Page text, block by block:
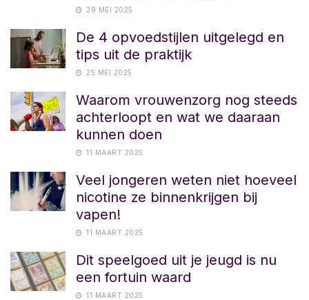
28 MEI 2025
De 4 opvoedstijlen uitgelegd en
tips uit de praktijk
25 MEI 2025
Waarom vrouwenzorg nog steeds
achterloopt en wat we daaraan
kunnen doen
11 MAART 2025
Veel jongeren weten niet hoeveel
nicotine ze binnenkrijgen bij
vapen!
11 MAART 2025
Dit speelgoed uit je jeugd is nu
een fortuin waard
11 MAART 2025